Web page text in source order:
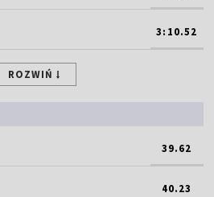
3:10.52
ROZWIŃ
39.62
40.23